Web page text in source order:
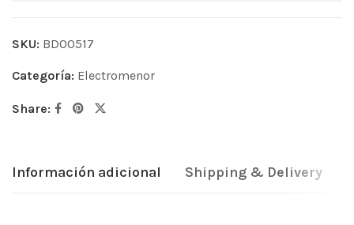
SKU: BD00517
Categoría: Electromenor
Share:
Información adicional Shipping & Delivery